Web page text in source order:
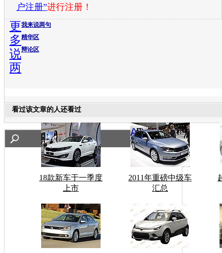
户注册”进行注册！
我来说两句
精华区
辩论区
更
多
说
两
看过该文章的人还看过
18款新车于一季度
上市
2011年重磅中级车
汇总